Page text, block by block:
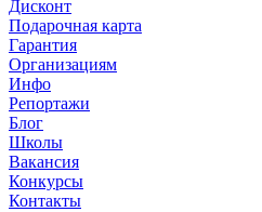
Дисконт
Подарочная карта
Гарантия
Организациям
Инфо
Репортажи
Блог
Школы
Вакансия
Конкурсы
Контакты